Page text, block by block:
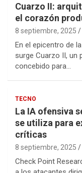
Cuarzo II:
el corazón
8 septiembre, 2025
En el epicentro de
surge Cuarzo II, un
concebido para…
TECNO
La IA ofensiva
se utiliza para
críticas
8 septiembre, 2025
Check Point